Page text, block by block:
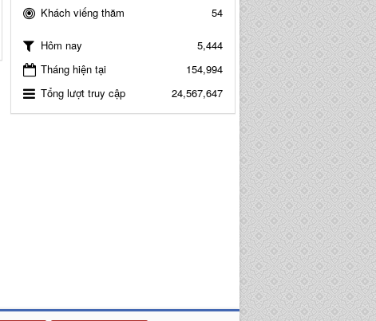
Khách viếng thăm
54
Hôm nay
5,444
Tháng hiện tại
154,994
Tổng lượt truy cập
24,567,647